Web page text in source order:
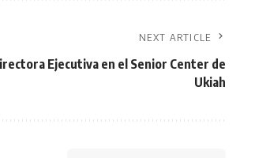
NEXT ARTICLE
Ejecutiva en el Senior Center de
Ukiah